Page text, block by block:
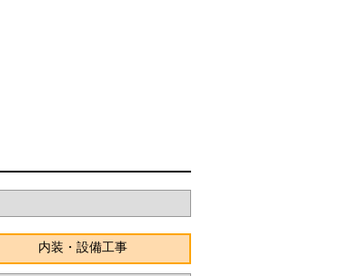
内装・設備工事